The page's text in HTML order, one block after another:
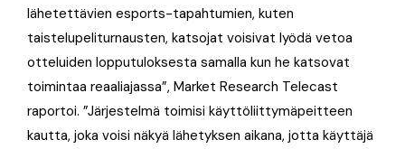
lähetettävien esports-tapahtumien, kuten
taistelupeliturnausten, katsojat voisivat lyödä vetoa
otteluiden lopputuloksesta samalla kun he katsovat
toimintaa reaaliajassa”, Market Research Telecast
raportoi. ”Järjestelmä toimisi käyttöliittymäpeitteen
kautta, joka voisi näkyä lähetyksen aikana, jotta käyttäjä